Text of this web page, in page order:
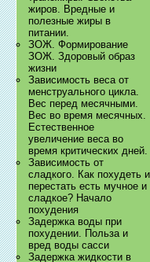
жиров. Вредные и
полезные жиры в
питании.
ЗОЖ. Формирование
ЗОЖ. Здоровый образ
жизни
Зависимость веса от
менструального цикла.
Вес перед месячными.
Вес во время месячных.
Естественное
увеличение веса во
время критических дней.
Зависимость от
сладкого. Как похудеть и
перестать есть мучное и
сладкое? Начало
похудения
Задержка воды при
похудении. Польза и
вред воды сасси
Задержка жидкости в